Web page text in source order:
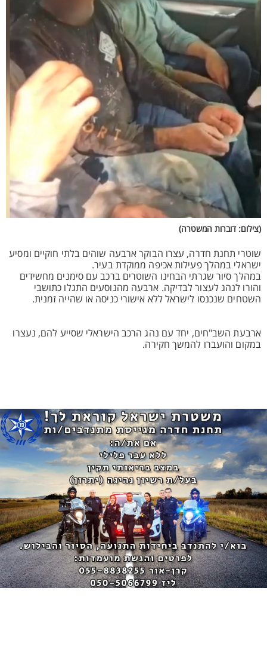
(צילום: דוברות המשטרה)
שוטרי תחנת חדרה, עצרו הבוקר ארבעה שוהים בלתי חוקיים ומסיע
ישראלי במהלך פעילות אכיפה ממוקדת בעיר.
במהלך סיור שגרתי הבחינו השוטרים ברכב עם סימנים מחשידים
והורו לנהג לעצור לבדיקה. ארבעה מהנוסעים התגלו כתושבי
השטחים שנכנסו לישראל ללא אישורי כניסה או שהייה זמנית.
ארבעת השב"חים, יחד עם נהג הרכב הישראלי שסייע להם, נעצרו
במקום והועברו להמשך חקירה.